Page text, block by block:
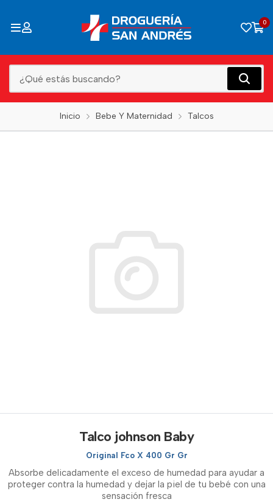
0
Inicio Bebe Y Maternidad Talcos
Talco johnson Baby
Original Fco X 400 Gr Gr
Absorbe delicadamente el exceso de humedad para ayudar a
proteger contra la humedad y dejar la piel de tu bebé con una
sensación fresca